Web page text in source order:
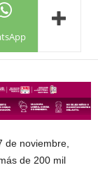
de noviembre,
de 200 mil